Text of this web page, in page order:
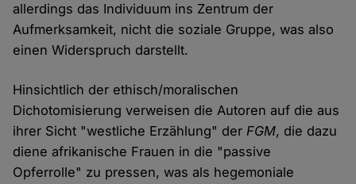
allerdings das Individuum ins Zentrum der
Aufmerksamkeit, nicht die soziale Gruppe, was also
einen Widerspruch darstellt.
Hinsichtlich der ethisch/moralischen
Dichotomisierung verweisen die Autoren auf die aus
ihrer Sicht "westliche Erzählung" derFGM, die dazu
diene afrikanische Frauen in die "passive
Opferrolle" zu pressen, was als hegemoniale